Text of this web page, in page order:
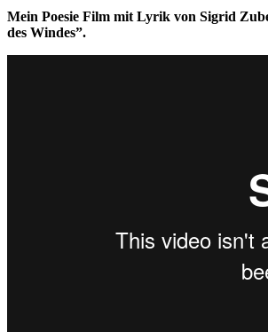
Mein Poesie Film mit Lyrik von Sigrid
des Windes”.